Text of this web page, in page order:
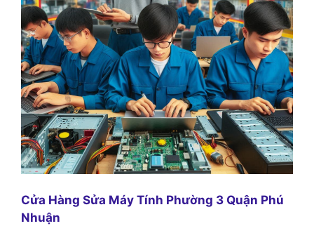
Cửa Hàng Sửa Máy Tính Phường 3 Quận Phú
Nhuận